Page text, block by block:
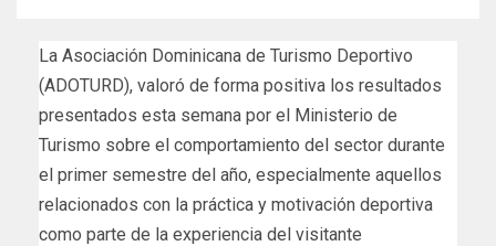
La Asociación Dominicana de Turismo Deportivo
(ADOTURD), valoró de forma positiva los resultados
presentados esta semana por el Ministerio de
Turismo sobre el comportamiento del sector durante
el primer semestre del año, especialmente aquellos
relacionados con la práctica y motivación deportiva
como parte de la experiencia del visitante